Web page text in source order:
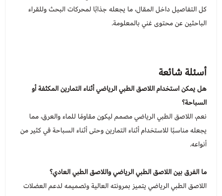
كل التفاصيل داخل المقال، ما يجعله جذابًا لمحركات البحث وللقراء
الباحثين عن محتوى غني بالمعلومة.
أسئلة شائعة
هل يمكن استخدام اللاصق الطبي الرياضي أثناء التمارين المكثفة أو
السباحة؟
نعم، اللاصق الطبي الرياضي مصمم ليكون مقاومًا للماء والعرق، مما
يجعله مناسبًا للاستخدام أثناء التمارين وحتى أثناء السباحة في كثير من
أنواعه.
ما الفرق بين اللاصق الطبي الرياضي واللاصق الطبي العادي؟
اللاصق الطبي الرياضي يتميز بمرونته العالية وتصميمه لدعم العضلات